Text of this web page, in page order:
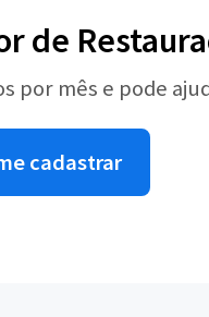
de
por mês e pode
cadastrar